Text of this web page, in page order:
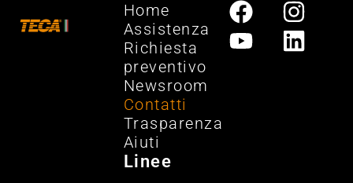
Home
Assistenza
Richiesta
preventivo
Newsroom
Contatti
Trasparenza
Aiuti
Linee